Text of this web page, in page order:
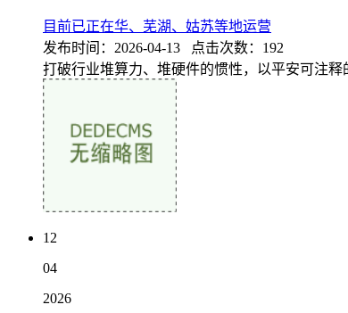
目前已正在华、芜湖、姑苏等地运营
发布时间：2026-04-13 点击次数：192
打破行业堆算力、堆硬件的惯性，以平安可注
12
04
2026